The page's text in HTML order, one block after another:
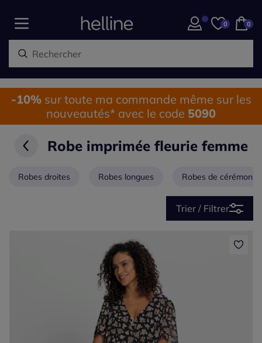
0 0
-10%sur toute ma commande même sur les
nouveautés* avec le code 5090
Robe imprimée fleurie femme
Robes droites Robes longues Robes de cérémonie
Trier / Filtrer